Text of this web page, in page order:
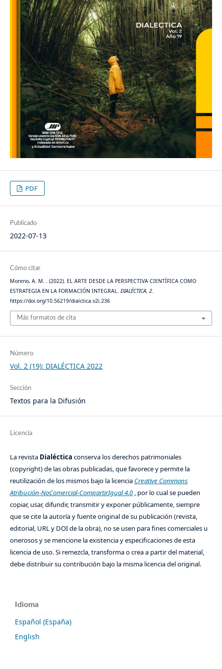
PDF
Publicado
2022-07-13
Cómo citar
Moreno, A. M. . (2022). EL ARTE DESDE LA PERSPECTIVA CIENTÍFICA COMO
ESTRATEGIA EN LA FORMACIÓN INTEGRAL. DIALÉCTICA, 2.
https://doi.org/10.56219/dialctica.v2i.236
Más formatos de cita
Número
Vol. 2 (19): DIALÉCTICA 2022
Sección
Textos para la Difusión
Licencia
La revista Dialéctica conserva los derechos patrimoniales
(copyright) de las obras publicadas, que favorece y permite la
reutilización de los mismos bajo la licencia Creative Commons
Atribución-NoComercial-CompartirIgual 4.0, por lo cual se pueden
copiar, usar, difundir, transmitir y exponer públicamente, siempre
que se cite la autoría y fuente original de su publicación (revista,
editorial, URL y DOI de la obra), no se usen para fines comerciales u
onerosos y se mencione la existencia y especificaciones de esta
licencia de uso. Si remezcla, transforma o crea a partir del material,
debe distribuir su contribución bajo la misma licencia del original.
Idioma
Español (España)
English